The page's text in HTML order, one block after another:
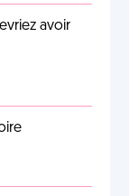
avoir